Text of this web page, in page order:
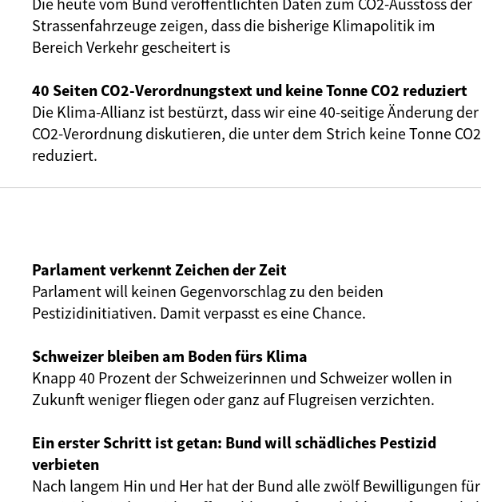
Strassenfahrzeuge zeigen, dass die bisherige Klimapolitik im
Bereich Verkehr gescheitert is
40 Seiten CO2-Verordnungstext und keine Tonne CO2 reduziert
Die Klima-Allianz ist bestürzt, dass wir eine 40-seitige Änderung der
CO2-Verordnung diskutieren, die unter dem Strich keine Tonne CO2
reduziert.
Parlament verkennt Zeichen der Zeit
Parlament will keinen Gegenvorschlag zu den beiden
Pestizidinitiativen. Damit verpasst es eine Chance.
Schweizer bleiben am Boden fürs Klima
Knapp 40 Prozent der Schweizerinnen und Schweizer wollen in
Zukunft weniger fliegen oder ganz auf Flugreisen verzichten.
Ein erster Schritt ist getan: Bund will schädliches Pestizid
verbieten
Nach langem Hin und Her hat der Bund alle zwölf Bewilligungen für